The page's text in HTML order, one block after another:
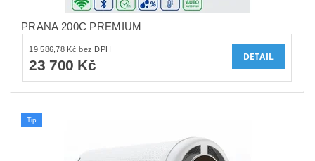
PRANA 200C PREMIUM
19 586,78 Kč bez DPH
23 700 Kč
DETAIL
Tip